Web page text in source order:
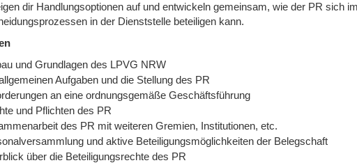
dir Handlungsoptionen auf und entwickeln gemeinsam, wie der PR sich
in der Dienststelle beteiligen kann.
und Grundlagen des LPVG NRW
Aufgaben und die Stellung des PR
an eine ordnungsgemäße Geschäftsführung
und Pflichten des PR
des PR mit weiteren Gremien, Institutionen, etc.
und aktive Beteiligungsmöglichkeiten der Belegschaft
über die Beteiligungsrechte des PR